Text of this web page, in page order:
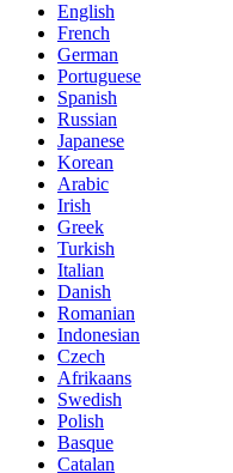
English
French
German
Portuguese
Spanish
Russian
Japanese
Korean
Arabic
Irish
Greek
Turkish
Italian
Danish
Romanian
Indonesian
Czech
Afrikaans
Swedish
Polish
Basque
Catalan